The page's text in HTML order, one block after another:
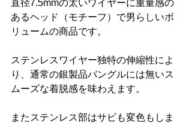
直径7.5mmの太いワイヤーに重量感の
あるヘッド（モチーフ）で男らしいボ
リュームの商品です。
ステンレスワイヤー独特の伸縮性によ
り、通常の銀製品バングルには無いス
ムーズな着脱感を味わえます。
またステンレス部はサビも変色もしま